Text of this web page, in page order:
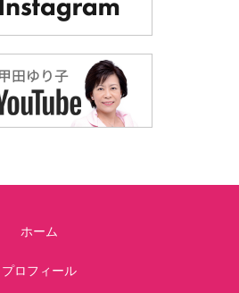
ホーム
プロフィール